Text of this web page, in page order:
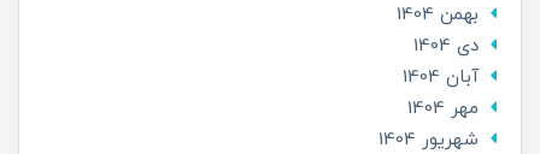
بهمن 1404
دی 1404
آبان 1404
مهر 1404
شهریور 1404